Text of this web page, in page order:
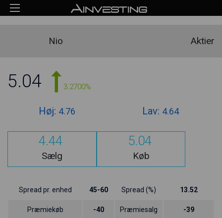
Nio Aktier
5.04 3.2700%
Høj: 4.76 Lav: 4.64
4.44
Sælg
5.04
Køb
Spread pr. enhed 45-60 Spread (%) 13.52
Præmiekøb -40 Præmiesalg -39